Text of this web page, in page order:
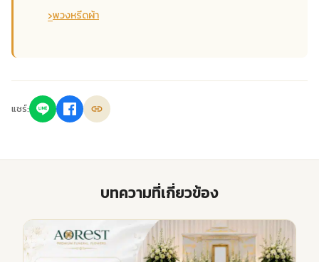
›พวงหรีดผ้า
แชร์:
บทความที่เกี่ยวข้อง